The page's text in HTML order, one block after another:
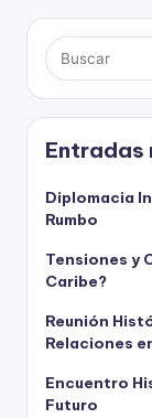
Entradas
Diplomacia
Rumbo
Tensiones y
Caribe?
Reunión
Relaciones
Encuentro
Futuro